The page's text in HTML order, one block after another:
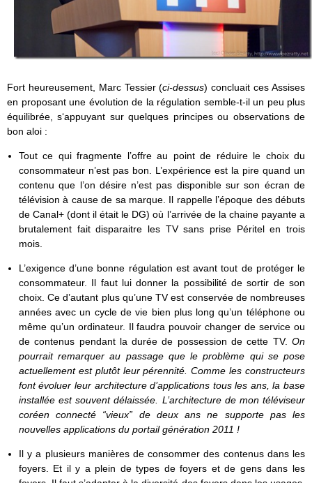
Fort heureusement, Marc Tessier (ci-dessus) concluait ces Assises
en proposant une évolution de la régulation semble-t-il un peu plus
équilibrée, s‘appuyant sur quelques principes ou observations de
bon aloi :
Tout ce qui fragmente l’offre au point de réduire le choix du
consommateur n’est pas bon. L’expérience est la pire quand un
contenu que l’on désire n’est pas disponible sur son écran de
télévision à cause de sa marque. Il rappelle l’époque des débuts
de Canal+ (dont il était le DG) où l’arrivée de la chaine payante a
brutalement fait disparaitre les TV sans prise Péritel en trois
mois.
L’exigence d’une bonne régulation est avant tout de protéger le
consommateur. Il faut lui donner la possibilité de sortir de son
choix. Ce d’autant plus qu’une TV est conservée de nombreuses
années avec un cycle de vie bien plus long qu’un téléphone ou
même qu’un ordinateur. Il faudra pouvoir changer de service ou
de contenus pendant la durée de possession de cette TV. On
pourrait remarquer au passage que le problème qui se pose
actuellement est plutôt leur pérennité. Comme les constructeurs
font évoluer leur architecture d’applications tous les ans, la base
installée est souvent délaissée. L’architecture de mon téléviseur
coréen connecté “vieux” de deux ans ne supporte pas les
nouvelles applications du portail génération 2011 !
Il y a plusieurs manières de consommer des contenus dans les
foyers. Et il y a plein de types de foyers et de gens dans les